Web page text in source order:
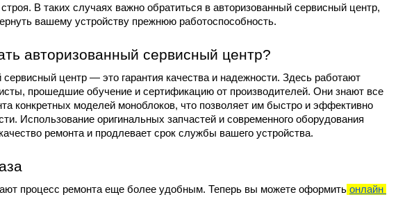
В таких случаях важно обратиться в авторизованный сервисный центр,
вашему устройству прежнюю работоспособность.
авторизованный сервисный центр?
центр — это гарантия качества и надежности. Здесь работают
прошедшие обучение и сертификацию от производителей. Они знают все
конкретных моделей моноблоков, что позволяет им быстро и эффективно
Использование оригинальных запчастей и современного оборудования
ремонта и продлевает срок службы вашего устройства.
процесс ремонта еще более удобным. Теперь вы можете оформить онлайн